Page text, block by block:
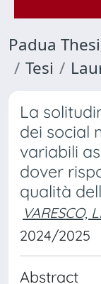
Padua
Tesi
La
dei social
variabili
dover
qualità
VARESCO,
2024/2025
Abstract